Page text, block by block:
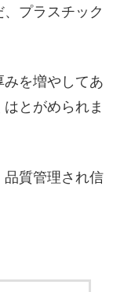
プラスチック
を増やしてあ
とがめられま
質管理され信